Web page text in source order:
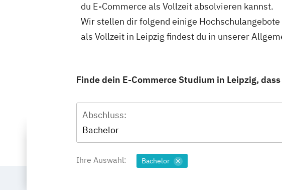
du E-Commerce als Vollzeit absolvieren kannst.
Wir stellen dir folgend einige
als Vollzeit in Leipzig findest du in unserer
Finde dein E-Commerce Studium in Leipzig,
Abschluss:
Bachelor
Ihre Auswahl: Bachelor